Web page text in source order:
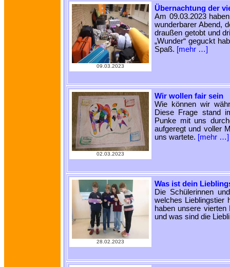
09.03.2023
Übernachtung der
Am 09.03.2023
wunderbarer Abend,
draußen getobt und
„Wunder“ geguckt
Spaß. [mehr …]
02.03.2023
Wir wollen fair sein
Wie können wir
Diese Frage stand
Punke mit uns
aufgeregt und voller
uns wartete. [mehr …]
28.02.2023
Was ist dein
Die Schülerinnen
welches Lieblingstier
haben unsere
und was sind die